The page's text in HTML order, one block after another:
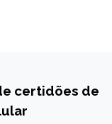
certidões de